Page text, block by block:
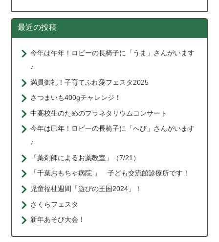
最近の投稿
今年は午年！ロビーの長椅子に「うま」さんがいます
♪
満員御礼！子育てふれ愛フェスタ2025
さつまいも400gチャレンジ！
中高校生のためのプラネタリウムコンサート
今年は巳年！ロビーの長椅子に「へび」さんがいます
♪
「薬剤師によるお薬教室」（7/21）
「千葉おもちゃ病院 」 子ども交流館診療所です！
児童福祉週間「遊びの王国2024」！
さくらフェスタ
新年あそび大会！